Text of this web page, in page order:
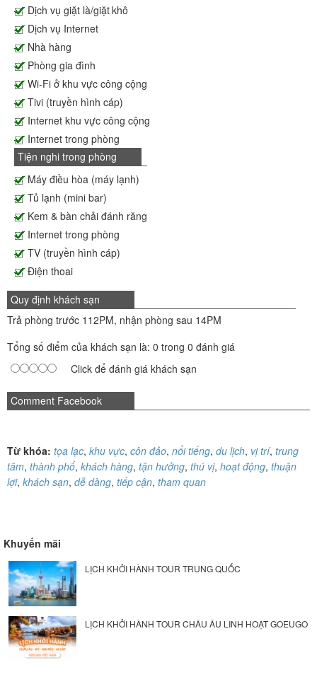
Dịch vụ giặt là/giặt khô
Dịch vụ Internet
Nhà hàng
Phòng gia đình
Wi-Fi ở khu vực công cộng
Tivi (truyền hình cáp)
Internet khu vực công cộng
Internet trong phòng
Tiện nghi trong phòng
Máy điều hòa (máy lạnh)
Tủ lạnh (mini bar)
Kem & bàn chải đánh răng
Internet trong phòng
TV (truyền hình cáp)
Điện thoai
Quy định khách sạn
Trả phòng trước 112PM, nhận phòng sau 14PM
Tổng số điểm của khách sạn là: 0 trong 0 đánh giá
Click để đánh giá khách sạn
Comment Facebook
Từ khóa: tọa lạc, khu vực, côn đảo, nổi tiếng, du lịch, vị trí, trung
tâm, thành phố, khách hàng, tận hưởng, thú vị, hoạt động, thuận
lợi, khách sạn, dễ dàng, tiếp cận, tham quan
Khuyến mãi
LỊCH KHỞI HÀNH TOUR TRUNG QUỐC
LỊCH KHỞI HÀNH TOUR CHÂU ÂU LINH HOẠT GOEUGO